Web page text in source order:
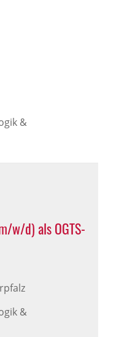
&
w/d) als OGTS-
&